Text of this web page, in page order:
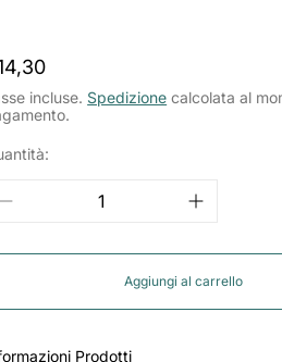
incluse. Spedizione calcolata al
Aggiungi al carrello
Prodotti